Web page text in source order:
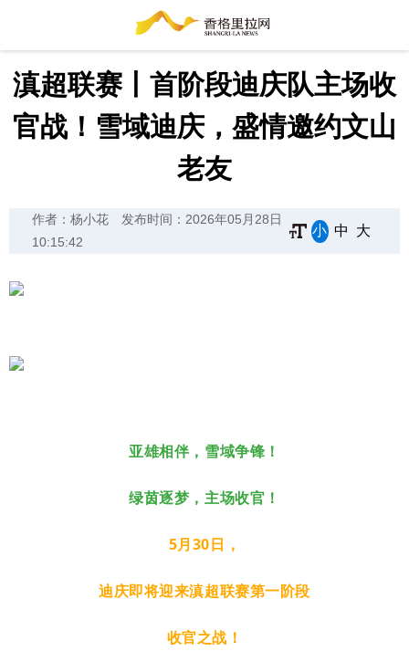
滇超联赛丨首阶段迪庆队主场收
官战！雪域迪庆，盛情邀约文山
老友
作者：杨小花
发布时间：2026年05月28日
10:15:42
小 中 大
亚雄相伴，雪域争锋 ！
绿茵逐梦，主场收官！
5月30日，
迪庆即将迎来滇超联赛第一阶段
收官之战！